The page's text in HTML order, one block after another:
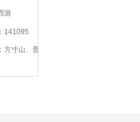
游
141095
方寸山、普陀山、魔王寨、强身术